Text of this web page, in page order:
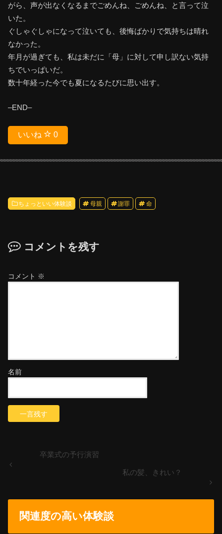
がら、声が出なくなるまでごめんね、ごめんね、と言って泣
いた。
ぐしゃぐしゃになって泣いても、後悔ばかりで気持ちは晴れ
なかった。
年月が過ぎても、私は未だに「母」に対して申し訳ない気持
ちでいっぱいだ。
数十年経った今でも夏になるたびに思い出す。
–END–
いいね 0
ちょっといい体験談 母親 謝罪 命
コメントを残す
コメント ※
名前
卒業式の予行演習
私の髪、きれい？
関連度の高い体験談